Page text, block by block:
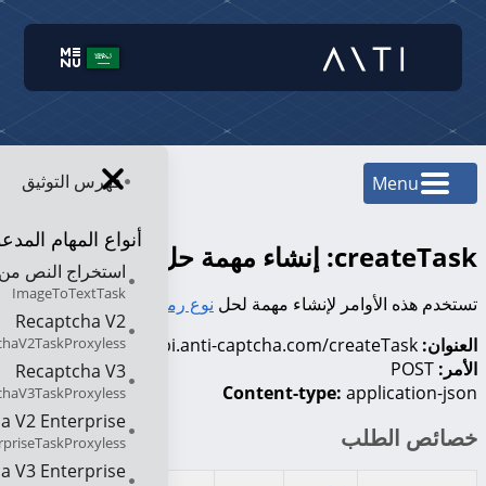
فهرس التوثيق
أنواع المهام
استخراج النص
ImageToTextTask
Recaptcha V2
Recaptcha V3
V2 Enterprise
V3 Enterprise
Menu
createTask: إنشاء مهمة حل رموز التحقق
تستخدم هذه الأوامر لإنشاء مهمة لحل نوع رموز التحقق
العنوان:
الأمر:
Content-type: application-json
خصائص الطلب